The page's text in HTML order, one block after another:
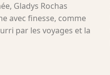
Gladys Rochas
avec finesse, comme
par les voyages et la